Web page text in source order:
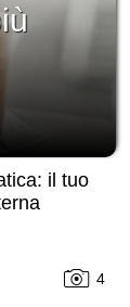
il tuo
4